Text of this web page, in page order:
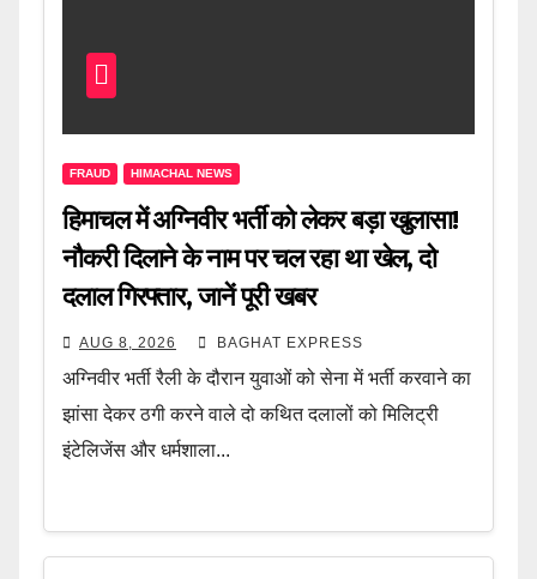
FRAUD HIMACHAL NEWS
हिमाचल में अग्निवीर भर्ती को लेकर बड़ा खुलासा!
नौकरी दिलाने के नाम पर चल रहा था खेल, दो
दलाल गिरफ्तार, जानें पूरी खबर
AUG 8, 2026 BAGHAT EXPRESS
अग्निवीर भर्ती रैली के दौरान युवाओं को सेना में भर्ती करवाने का
झांसा देकर ठगी करने वाले दो कथित दलालों को मिलिट्री
इंटेलिजेंस और धर्मशाला...